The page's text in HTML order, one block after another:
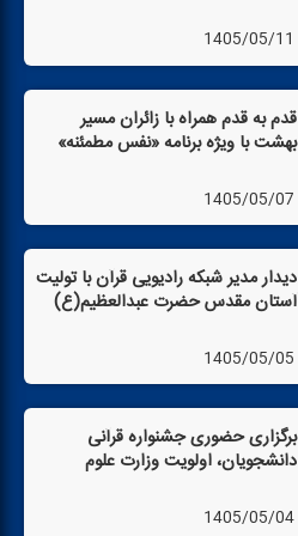
1405/05/11
قدم به قدم همراه با زائران مسیر
بهشت با ویژه برنامه «نفس مطمئنه»
1405/05/07
دیدار مدیر شبكه رادیویی قرآن با تولیت
آستان مقدس حضرت عبدالعظیم(ع)
1405/05/05
برگزاری حضوری جشنواره قرآنی
دانشجویان، اولویت وزارت علوم
1405/05/04